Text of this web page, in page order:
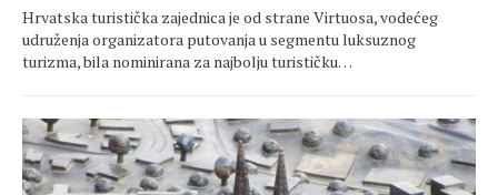
Hrvatska turistička zajednica je od strane Virtuosa, vodećeg
udruženja organizatora putovanja u segmentu luksuznog
turizma, bila nominirana za najbolju turističku…